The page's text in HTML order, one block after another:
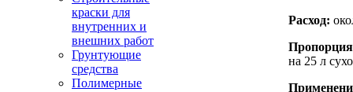
краски для
внутренних и
внешних работ
Грунтующие
средства
Полимерные
Расход:
Пропорци
на 25 л